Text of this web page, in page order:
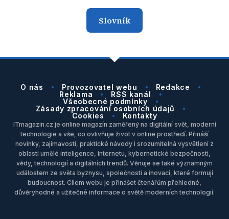
Slovník
O nás Provozovatel webu
Redakce
Reklama
RSS kanál
Všeobecné podmínky
Zásady zpracování osobních údajů
Cookies
Kontakty
ITmagazin.cz je online magazín zaměřený na digitální svět, moderní
technologie a vše, co ovlivňuje život v online prostředí. Přináší
novinky, zajímavosti, praktické návody i srozumitelná vysvětlení z
oblasti umělé inteligence, internetu, kybernetické bezpečnosti,
vědy, technologií a digitálních trendů. Věnuje se také významným
událostem ze světa byznysu, společnosti a inovací, které formují
budoucnost. Cílem webu je přinášet čtenářům přehledné,
důvěryhodné a užitečné informace o světě moderních technologií.